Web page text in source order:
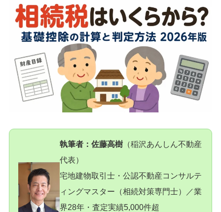
執筆者：佐藤高樹（稲沢あんしん不動産
代表）
宅地建物取引士・公認不動産コンサルテ
ィングマスター（相続対策専門士）／業
界28年・査定実績5,000件超